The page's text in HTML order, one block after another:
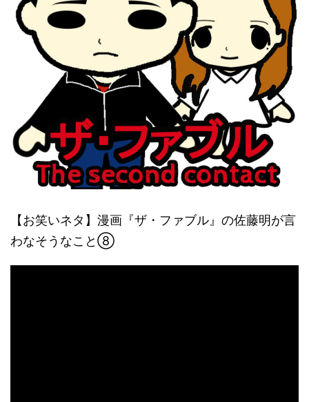
【お笑いネタ】漫画『ザ・ファブル』の佐藤明が言
わなそうなこと⑧